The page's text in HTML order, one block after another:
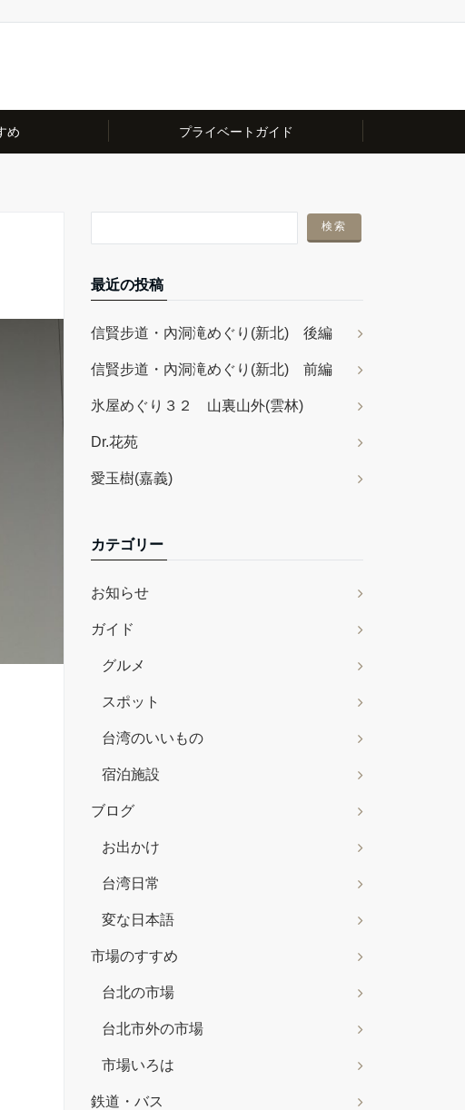
め プライベートガイド
最近の投稿
信賢步道・內洞滝めぐり(新北) 後編
信賢步道・內洞滝めぐり(新北) 前編
氷屋めぐり３２ 山裏山外(雲林)
Dr.花苑
愛玉樹(嘉義)
カテゴリー
お知らせ
ガイド
グルメ
スポット
台湾のいいもの
宿泊施設
ブログ
お出かけ
台湾日常
変な日本語
市場のすすめ
台北の市場
台北市外の市場
市場いろは
鉄道・バス